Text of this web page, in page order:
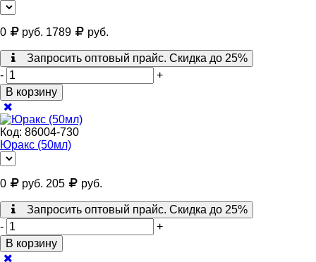
0 руб. 1789 руб.
Запросить оптовый прайс. Скидка до 25%
-
+
В корзину
Код: 86004-730
Юракс (50мл)
0 руб. 205 руб.
Запросить оптовый прайс. Скидка до 25%
-
+
В корзину